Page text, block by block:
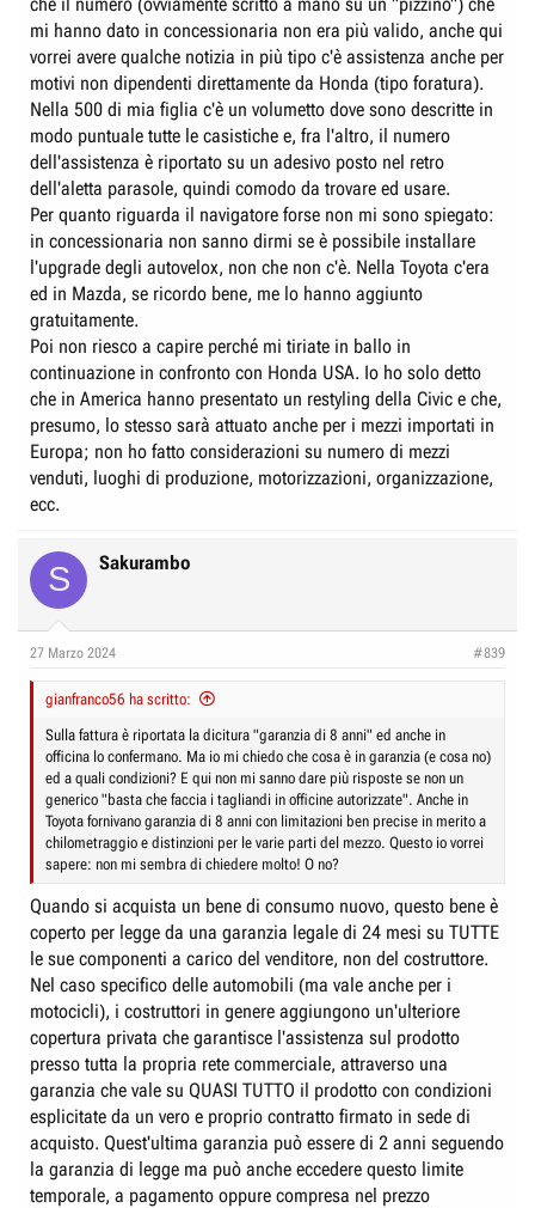
mi hanno dato in concessionaria non era più valido, anche qui
vorrei avere qualche notizia in più tipo c'è assistenza anche per
motivi non dipendenti direttamente da Honda (tipo foratura).
Nella 500 di mia figlia c'è un volumetto dove sono descritte in
modo puntuale tutte le casistiche e, fra l'altro, il numero
dell'assistenza è riportato su un adesivo posto nel retro
dell'aletta parasole, quindi comodo da trovare ed usare.
Per quanto riguarda il navigatore forse non mi sono spiegato:
in concessionaria non sanno dirmi se è possibile installare
l'upgrade degli autovelox, non che non c'è. Nella Toyota c'era
ed in Mazda, se ricordo bene, me lo hanno aggiunto
gratuitamente.
Poi non riesco a capire perché mi tiriate in ballo in
continuazione in confronto con Honda USA. Io ho solo detto
che in America hanno presentato un restyling della Civic e che,
presumo, lo stesso sarà attuato anche per i mezzi importati in
Europa; non ho fatto considerazioni su numero di mezzi
venduti, luoghi di produzione, motorizzazioni, organizzazione,
ecc.
S Sakurambo
27 Marzo 2024 #839
gianfranco56 ha scritto:
Sulla fattura è riportata la dicitura "garanzia di 8 anni" ed anche in
officina lo confermano. Ma io mi chiedo che cosa è in garanzia (e cosa no)
ed a quali condizioni? E qui non mi sanno dare più risposte se non un
generico "basta che faccia i tagliandi in officine autorizzate". Anche in
Toyota fornivano garanzia di 8 anni con limitazioni ben precise in merito a
chilometraggio e distinzioni per le varie parti del mezzo. Questo io vorrei
sapere: non mi sembra di chiedere molto! O no?
Quando si acquista un bene di consumo nuovo, questo bene è
coperto per legge da una garanzia legale di 24 mesi su TUTTE
le sue componenti a carico del venditore, non del costruttore.
Nel caso specifico delle automobili (ma vale anche per i
motocicli), i costruttori in genere aggiungono un'ulteriore
copertura privata che garantisce l'assistenza sul prodotto
presso tutta la propria rete commerciale, attraverso una
garanzia che vale su QUASI TUTTO il prodotto con condizioni
esplicitate da un vero e proprio contratto firmato in sede di
acquisto. Quest'ultima garanzia può essere di 2 anni seguendo
la garanzia di legge ma può anche eccedere questo limite
temporale, a pagamento oppure compresa nel prezzo